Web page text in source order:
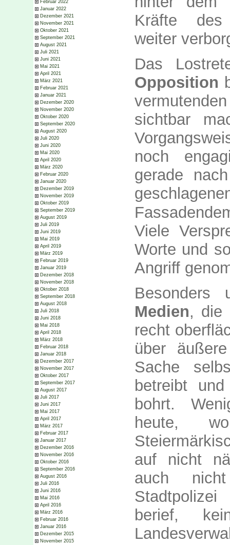
Februar 2022
Januar 2022
Dezember 2021
November 2021
Oktober 2021
September 2021
August 2021
Juli 2021
Juni 2021
Mai 2021
April 2021
März 2021
Februar 2021
Januar 2021
Dezember 2020
November 2020
Oktober 2020
September 2020
August 2020
Juli 2020
Juni 2020
Mai 2020
April 2020
März 2020
Februar 2020
Januar 2020
Dezember 2019
November 2019
Oktober 2019
September 2019
August 2019
Juli 2019
Juni 2019
Mai 2019
April 2019
März 2019
Februar 2019
Januar 2019
Dezember 2018
November 2018
Oktober 2018
September 2018
August 2018
Juli 2018
Juni 2018
Mai 2018
April 2018
März 2018
Februar 2018
Januar 2018
Dezember 2017
November 2017
Oktober 2017
September 2017
August 2017
Juli 2017
Juni 2017
Mai 2017
April 2017
März 2017
Februar 2017
Januar 2017
Dezember 2016
November 2016
Oktober 2016
September 2016
August 2016
Juli 2016
Juni 2016
Mai 2016
April 2016
März 2016
Februar 2016
Januar 2016
Dezember 2015
November 2015
Kräfte des
weiter
Das
Opposition
sichtbar
noch
gerade
Viele
Worte und
Angriff
Medien, die
recht
über
Sache
betreibt
bohrt.
heute,
auf nicht
auch
berief,